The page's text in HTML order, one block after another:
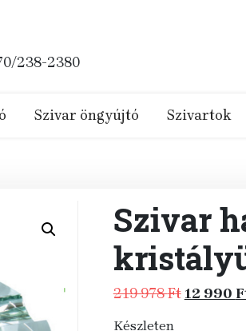
238-2380
Szivar öngyújtó Szivartok
Szivar
219 978Ft Original
12 990
Készleten